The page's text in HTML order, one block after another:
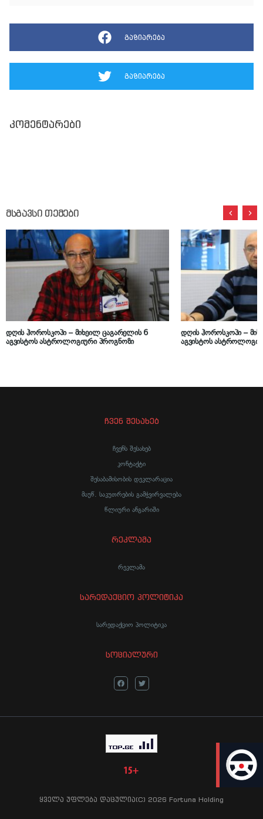
LIVE
გაზიარება
გაზიარება
კომენტარები
მსგავსი თემები
დღის ჰოროსკოპი – მიხეილ ცაგარელის 6
აგვისტოს ასტროლოგიური პროგნოზი
დღის ჰოროსკოპი –
აგვისტოს
ჩვენ შესახებ
ჩვენს შესახებ
კონტაქტი
შესაბამისობის დეკლარაცია
მაუწ. საკუთრების გამჭვირვალება
წლიური ანგარიში
რეკლამა
რეკლამა
სარედაქციო პოლიტიკა
სარედაქციო პოლიტიკა
სოციალური
ყველა უფლება დაცულია(C) 2026 Fortuna Holding